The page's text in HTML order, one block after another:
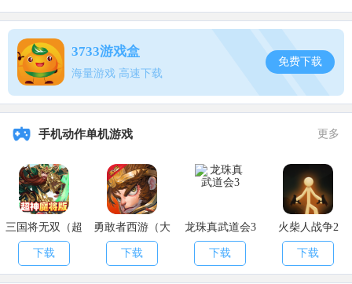
边上)找他，带上他刷怪直到触发狂状态(无体力也可，打副本也可)，
跟他打一架(切换成基础武功打，要让他四回合存活然后自爆，不能直
接秒杀)。
然后一小时后到泉州(18，18)触发剧情
然后睡到子时去永宁寨，触发剧情，打架
再进入暗门，分头行动，再打一架
接着跟剧情走，在密室时查看水池以及桌子处的选项，拿到兵帐
邪典，出来找到冯老四(18，1)打探一番情况，要给他在密室发现的兵
帐邪典，得知去天刀打探情况
接下来到天刀打听(21，17)(需天刀仇恨为零)，先要跟天刀弟子
(17，11)切磋下，获得一瓶精酿落英酒(50酒艺可以喝)(天刀弟子不用
3733游戏盒
海量游戏 高速下载
免费下载
手机动作单机游戏 更多
三国将无双（超
神魔将版）
下载
勇敢者西游（大
乱斗）
下载
龙珠真武道会3
下载
火柴人战争2
下载